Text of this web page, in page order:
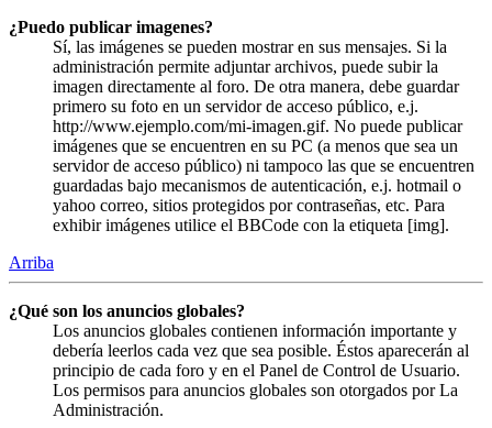
¿Puedo publicar imagenes?
Sí, las imágenes se pueden mostrar en sus mensajes. Si la
administración permite adjuntar archivos, puede subir la
imagen directamente al foro. De otra manera, debe guardar
primero su foto en un servidor de acceso público, e.j.
http://www.ejemplo.com/mi-imagen.gif. No puede publicar
imágenes que se encuentren en su PC (a menos que sea un
servidor de acceso público) ni tampoco las que se encuentren
guardadas bajo mecanismos de autenticación, e.j. hotmail o
yahoo correo, sitios protegidos por contraseñas, etc. Para
exhibir imágenes utilice el BBCode con la etiqueta [img].
Arriba
¿Qué son los anuncios globales?
Los anuncios globales contienen información importante y
debería leerlos cada vez que sea posible. Éstos aparecerán al
principio de cada foro y en el Panel de Control de Usuario.
Los permisos para anuncios globales son otorgados por La
Administración.